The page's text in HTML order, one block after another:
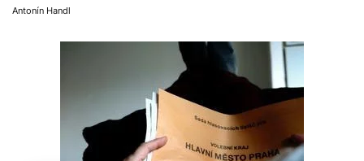
Antonín Handl